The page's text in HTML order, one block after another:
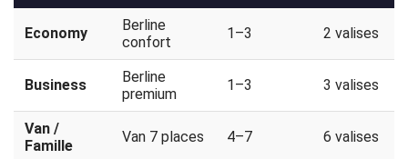
Economy
Berline
confort
1–3 2 valises
Business
Berline
premium
1–3 3 valises
Van /
Famille
Van 7 places 4–7 6 valises